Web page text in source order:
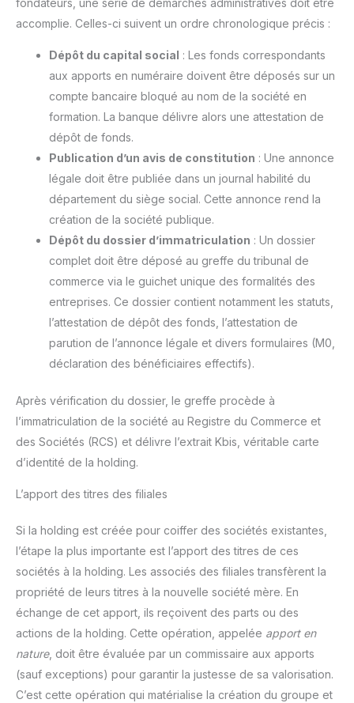
fondateurs, une série de démarches administratives doit être
accomplie. Celles-ci suivent un ordre chronologique précis :
Dépôt du capital social : Les fonds correspondants
aux apports en numéraire doivent être déposés sur un
compte bancaire bloqué au nom de la société en
formation. La banque délivre alors une attestation de
dépôt de fonds.
Publication d’un avis de constitution : Une annonce
légale doit être publiée dans un journal habilité du
département du siège social. Cette annonce rend la
création de la société publique.
Dépôt du dossier d’immatriculation : Un dossier
complet doit être déposé au greffe du tribunal de
commerce via le guichet unique des formalités des
entreprises. Ce dossier contient notamment les statuts,
l’attestation de dépôt des fonds, l’attestation de
parution de l’annonce légale et divers formulaires (M0,
déclaration des bénéficiaires effectifs).
Après vérification du dossier, le greffe procède à
l’immatriculation de la société au Registre du Commerce et
des Sociétés (RCS) et délivre l’extrait Kbis, véritable carte
d’identité de la holding.
L’apport des titres des filiales
Si la holding est créée pour coiffer des sociétés existantes,
l’étape la plus importante est l’apport des titres de ces
sociétés à la holding. Les associés des filiales transfèrent la
propriété de leurs titres à la nouvelle société mère. En
échange de cet apport, ils reçoivent des parts ou des
actions de la holding. Cette opération, appelée apport en
nature, doit être évaluée par un commissaire aux apports
(sauf exceptions) pour garantir la justesse de sa valorisation.
C’est cette opération qui matérialise la création du groupe et